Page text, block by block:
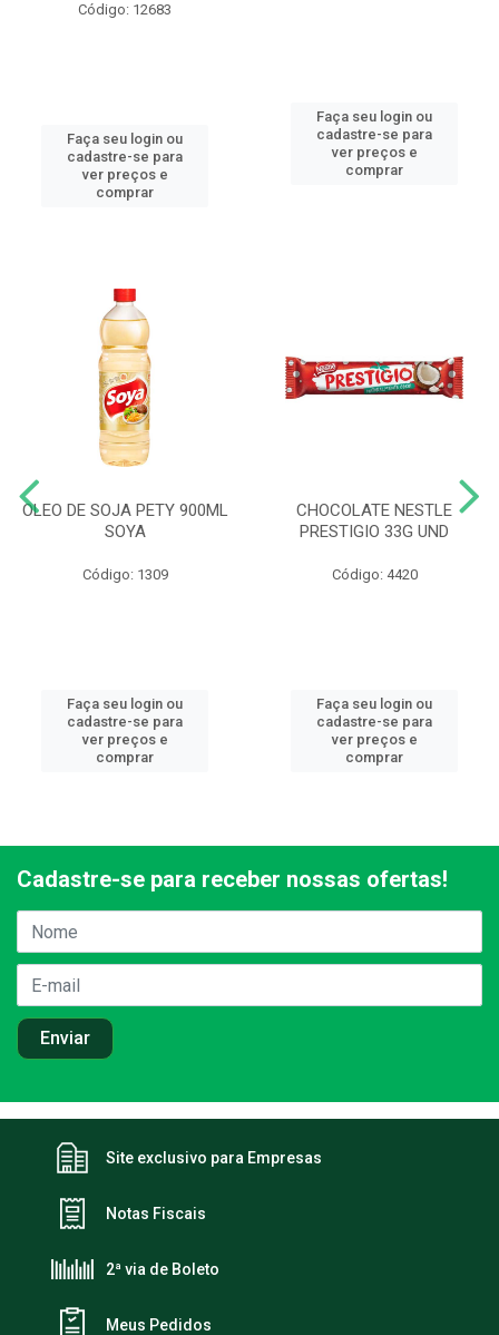
Código: 12683
Faça seu login ou
cadastre-se para
ver preços e
comprar
Faça seu login ou
cadastre-se para
ver preços e
comprar
OLEO DE SOJA PETY 900ML
SOYA
Código: 1309
Faça seu login ou
cadastre-se para
ver preços e
comprar
CHOCOLATE NESTLE
PRESTIGIO 33G UND
Código: 4420
Faça seu login ou
cadastre-se para
ver preços e
comprar
Cadastre-se para receber nossas ofertas!
Site exclusivo para Empresas
Notas Fiscais
2ª via de Boleto
Meus Pedidos